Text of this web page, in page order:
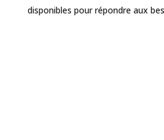
disponibles pour répondre aux